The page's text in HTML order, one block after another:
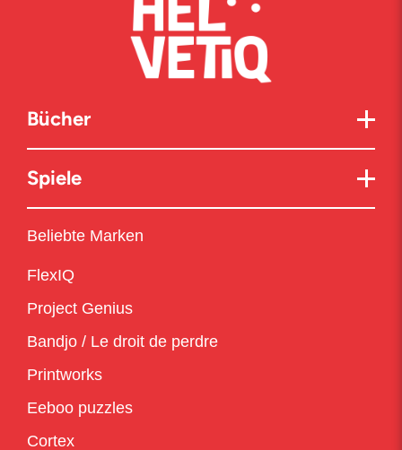
Bücher
Spiele
Beliebte Marken
FlexIQ
Project Genius
Bandjo / Le droit de perdre
Printworks
Eeboo puzzles
Cortex